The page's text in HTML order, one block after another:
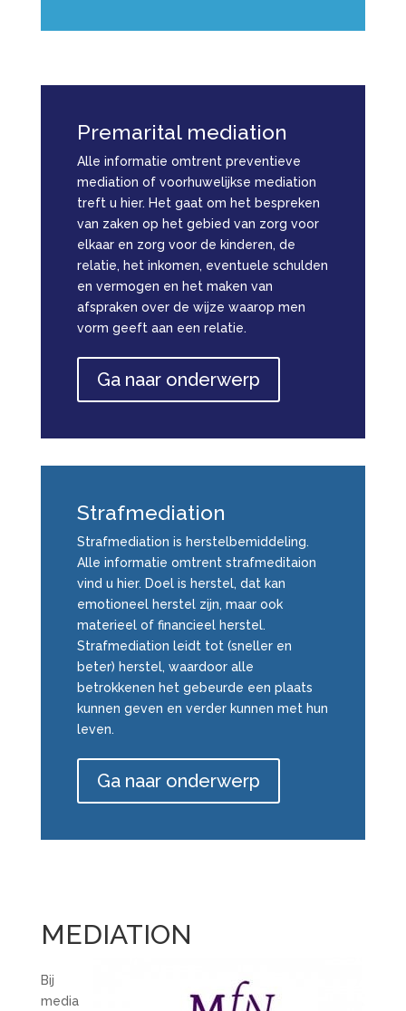
Premarital mediation
Alle informatie omtrent preventieve
mediation of voorhuwelijkse mediation
treft u hier. Het gaat om het bespreken
van zaken op het gebied van zorg voor
elkaar en zorg voor de kinderen, de
relatie, het inkomen, eventuele schulden
en vermogen en het maken van
afspraken over de wijze waarop men
vorm geeft aan een relatie.
Ga naar onderwerp
Strafmediation
Strafmediation is herstelbemiddeling.
Alle informatie omtrent strafmeditaion
vind u hier. Doel is herstel, dat kan
emotioneel herstel zijn, maar ook
materieel of financieel herstel.
Strafmediation leidt tot (sneller en
beter) herstel, waardoor alle
betrokkenen het gebeurde een plaats
kunnen geven en verder kunnen met hun
leven.
Ga naar onderwerp
MEDIATION
Bij
media